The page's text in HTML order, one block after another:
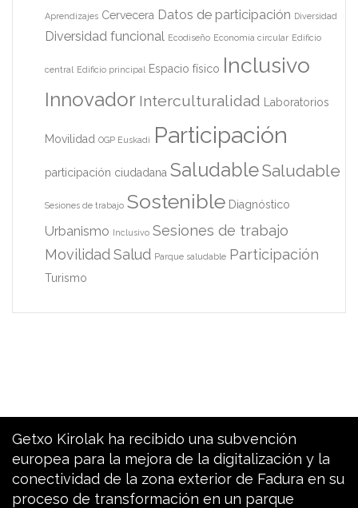
Aprendizajes Cervecera Datos de participación Diversidad
Diversidad funcional Ecodiseño Economía circular Edificio
central Edificio principal Espacio físico Inclusivo
Innovador Interculturalidad Laboratorios
Movilidad OGP Euskadi Participación
participación ciudadana SaludableSaludable
Sesiones de trabajo Sostenible Diagnóstico
Urbanismo Inclusivo Sesiones de trabajo
Movilidad Salud Parque saludable Participación
Turismo
Getxo Kirolak ha recibido una subvención
europea para la mejora de la digitalización y la
conectividad de la zona exterior de Fadura en su
proceso de transformación en un parque